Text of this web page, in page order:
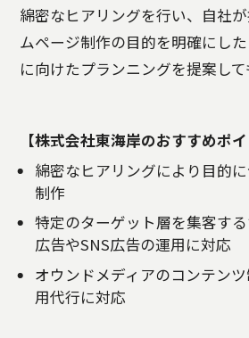
綿密なヒアリングを行い、自社
ムページ制作の目的を明確にし
に向けたプランニングを提案して
【株式会社東海岸のおすすめポイ
綿密なヒアリングにより目的
制作
特定のターゲット層を集客す
広告やSNS広告の運用に対応
オウンドメディアのコンテン
用代行に対応